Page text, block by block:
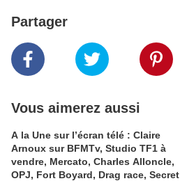
Partager
Vous aimerez aussi
A la Une sur l’écran télé : Claire
Arnoux sur BFMTv, Studio TF1 à
vendre, Mercato, Charles Alloncle,
OPJ, Fort Boyard, Drag race, Secret